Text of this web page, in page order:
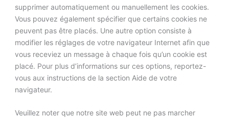
supprimer automatiquement ou manuellement les cookies.
Vous pouvez également spécifier que certains cookies ne
peuvent pas être placés. Une autre option consiste à
modifier les réglages de votre navigateur Internet afin que
vous receviez un message à chaque fois qu’un cookie est
placé. Pour plus d’informations sur ces options, reportez-
vous aux instructions de la section Aide de votre
navigateur.
Veuillez noter que notre site web peut ne pas marcher